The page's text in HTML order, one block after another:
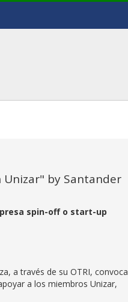
Unizar" by Santander
spin-off o start-up
a través de su OTRI, convoca
a los miembros Unizar,